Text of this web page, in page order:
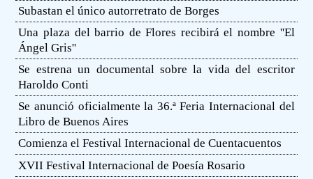
Subastan el único autorretrato de Borges
Una plaza del barrio de Flores recibirá el nombre ''El
Ángel Gris''
Se estrena un documental sobre la vida del escritor
Haroldo Conti
Se anunció oficialmente la 36.ª Feria Internacional del
Libro de Buenos Aires
Comienza el Festival Internacional de Cuentacuentos
XVII Festival Internacional de Poesía Rosario